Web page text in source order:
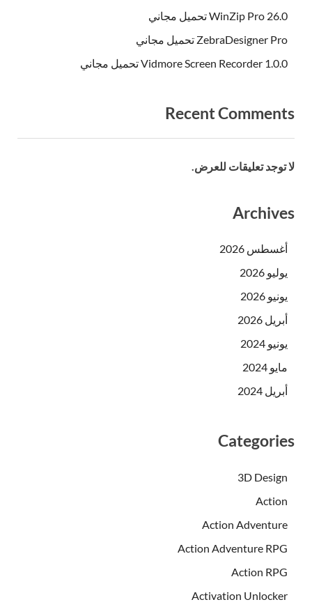
WinZip Pro 26.0 تحميل مجاني
ZebraDesigner Pro تحميل مجاني
Vidmore Screen Recorder 1.0.0 تحميل مجاني
Recent Comments
لا توجد تعليقات للعرض.
Archives
أغسطس 2026
يوليو 2026
يونيو 2026
أبريل 2026
يونيو 2024
مايو 2024
أبريل 2024
Categories
3D Design
Action
Action Adventure
Action Adventure RPG
Action RPG
Activation Unlocker